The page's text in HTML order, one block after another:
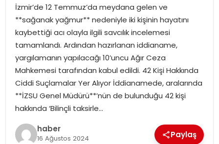
İzmir’de 12 Temmuz’da meydana gelen ve
**sağanak yağmur** nedeniyle iki kişinin hayatını
kaybettiği acı olayla ilgili savcılık incelemesi
tamamlandı. Ardından hazırlanan iddianame,
yargılamanın yapılacağı 10’uncu Ağır Ceza
Mahkemesi tarafından kabul edildi. 42 Kişi Hakkında
Ciddi Suçlamalar Yer Alıyor İddianamede, aralarında
**İZSU Genel Müdürü**’nün de bulunduğu 42 kişi
hakkında ‘Bilinçli taksirle…
haber
16 Ağustos 2024 Paylaş